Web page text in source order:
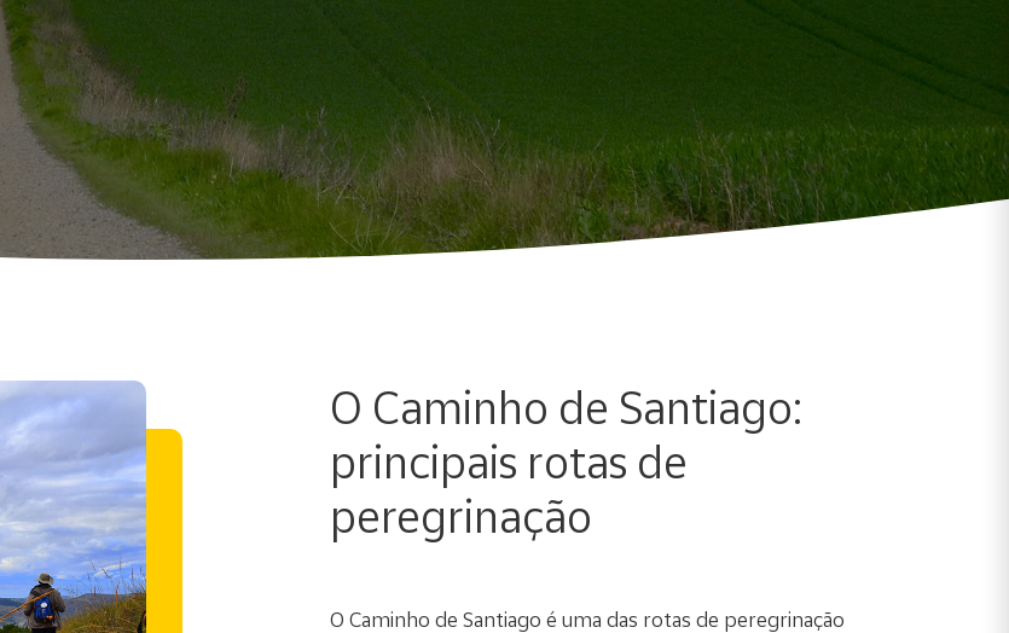
O Caminho de Santiago:
principais rotas de
peregrinação
O Caminho de Santiago é uma das rotas de peregrinação